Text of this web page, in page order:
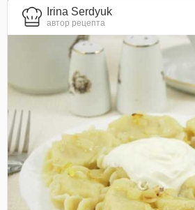
Irina Serdyuk
автор рецепта